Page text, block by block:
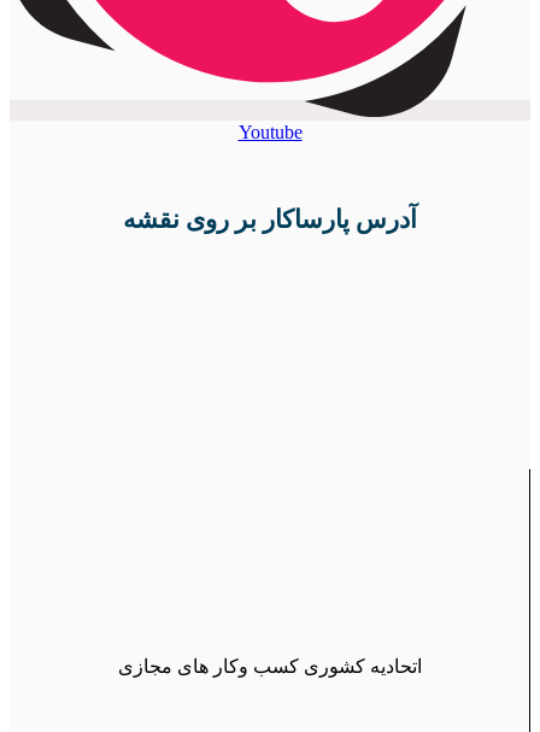
Youtube
آدرس پارساکار بر روی نقشه
اتحادیه کشوری کسب وکار های مجازی